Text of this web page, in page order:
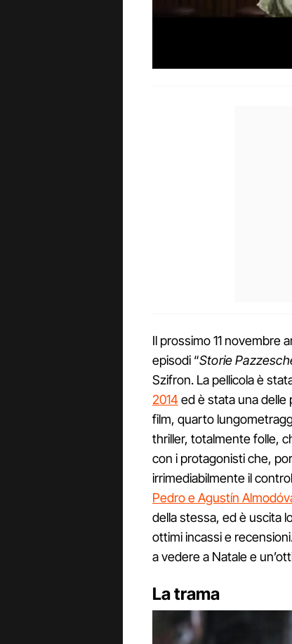
Il prossimo 11 novembre
episodi “Storie
Szifron. La pellicola è
2014ed è stata una delle
film, quarto
thriller, totalmente folle,
con i protagonisti che,
irrimediabilmente il
Pedro e Agustín
della stessa, ed è uscita
ottimi incassi e
a vedere a Natale e
La trama